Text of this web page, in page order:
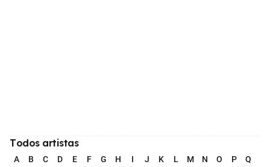
Todos artistas
A B C D E F G H I J K L M N O P Q